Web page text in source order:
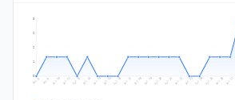
1
2
2
3
Jul 8 Jul 9 Jul 10 Jul 11 Jul 12 Jul 13 Jul 14 Jul 15 Jul 16 Jul 17 Jul 18 Jul 19 Jul 20 Jul 21 Jul 22 Jul 23 Jul 24 Jul 25 Jul 26 Jul 27